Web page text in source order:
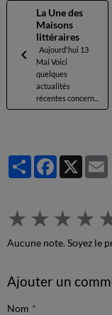
La Une des
Maisons
littéraires
Aujourd'hui 13
Mai Voici
quelques
actualités
récentes concern...
PartagerFacebook
X
★ ★ ★ ★
Aucune note. Soyez le
Ajouter un
Nom